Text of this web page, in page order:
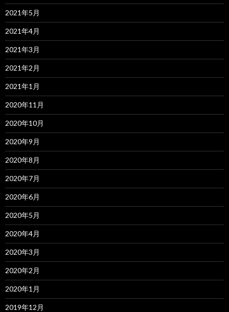
2021年5月
2021年4月
2021年3月
2021年2月
2021年1月
2020年11月
2020年10月
2020年9月
2020年8月
2020年7月
2020年6月
2020年5月
2020年4月
2020年3月
2020年2月
2020年1月
2019年12月